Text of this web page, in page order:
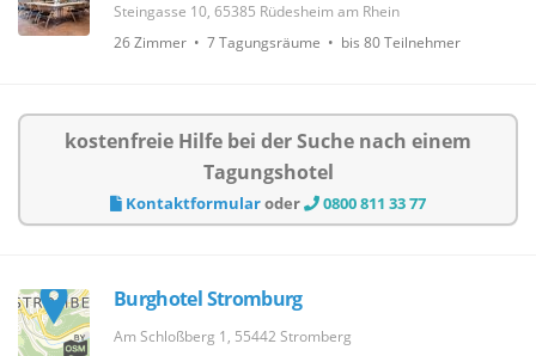
Steingasse 10, 65385 Rüdesheim am Rhein
26 Zimmer • 7 Tagungsräume • bis 80 Teilnehmer
kostenfreie Hilfe bei der Suche nach einem
Tagungshotel
Kontaktformularoder 0800 811 33 77
Burghotel Stromburg
Am Schloßberg 1, 55442 Stromberg